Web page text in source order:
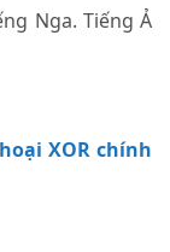
Nga. Tiếng Ả
XOR chính